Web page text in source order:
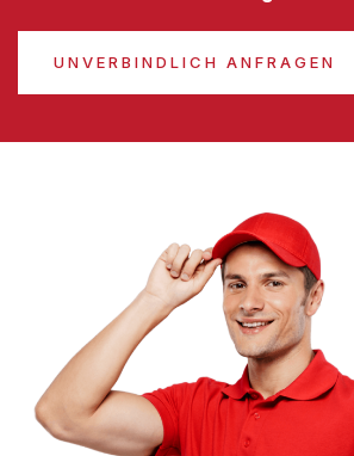
UNVERBINDLICH ANFRAGEN